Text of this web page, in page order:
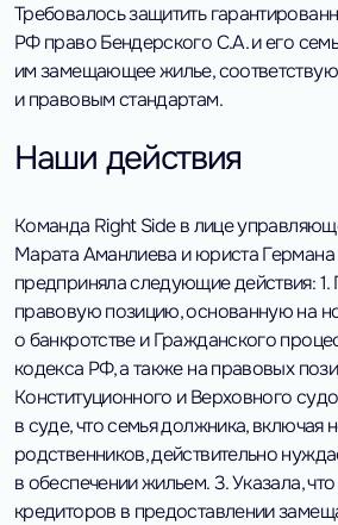
Требовалось защитить
РФ право Бендерского С.А. и его
им замещающее жилье,
и правовым стандартам.
Наши действия
Команда Right Side в лице
Марата Аманлиева и юриста
предприняла следующие действия:
правовую позицию, основанную на
о банкротстве и Гражданского
кодекса РФ, а также на правовых
Конституционного и Верховного
в суде, что семья должника, включая
родственников, действительно
в обеспечении жильем.3. Указала,
кредиторов в предоставлении